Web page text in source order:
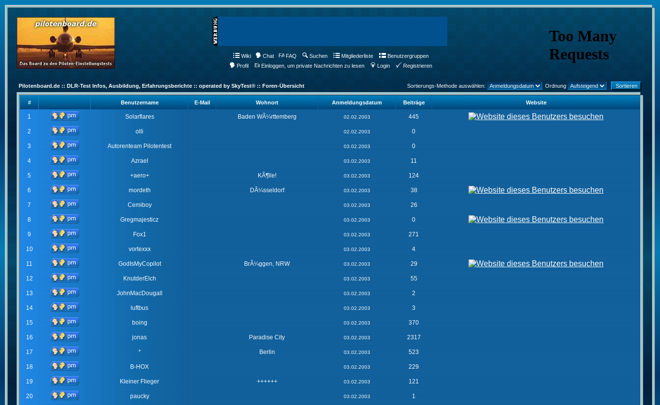
Wiki Chat FAQ Suchen Mitgliederliste
Benutzergruppen
Profil
Einloggen, um private Nachrichten zu lesen Login Registrieren
Pilotenboard.de :: DLR-Test Infos, Ausbildung, Erfahrungsberichte :: operated by SkyTest® :: Foren-Übersicht Sortierungs-Methode auswählen: Ordnung
# Benutzername E-Mail Wohnort Anmeldungsdatum Beiträge Website
1 Solarflares Baden WÃ¼rttemberg 02.02.2003 445
2 olli 02.02.2003 0
3 Autorenteam Pilotentest 03.02.2003 0
4 Azrael 03.02.2003 11
5 +aero+ KÃ¶lle! 03.02.2003 124
6 mordeth DÃ¼sseldorf 03.02.2003 38
7 Cemiboy 03.02.2003 26
8 Gregmajesticz 03.02.2003 0
9 Fox1 03.02.2003 271
10 vortexxx 03.02.2003 4
11 GodIsMyCopilot BrÃ¼ggen, NRW 03.02.2003 29
12 KnutderElch 03.02.2003 55
13 JohnMacDougall 03.02.2003 2
14 luftbus 03.02.2003 3
15 boing 03.02.2003 370
16 jonas Paradise City 03.02.2003 2317
17 * Berlin 03.02.2003 523
18 B-HOX 03.02.2003 229
19 Kleiner Flieger ++++++ 03.02.2003 121
20 paucky 03.02.2003 1